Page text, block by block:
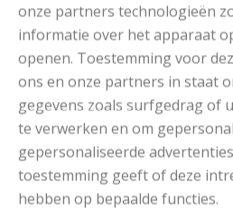
onze partners technologieën
informatie over het apparaat
openen. Toestemming voor
ons en onze partners in staat
gegevens zoals surfgedrag of
te verwerken en om
gepersonaliseerde
toestemming geeft of deze
hebben op bepaalde functies.